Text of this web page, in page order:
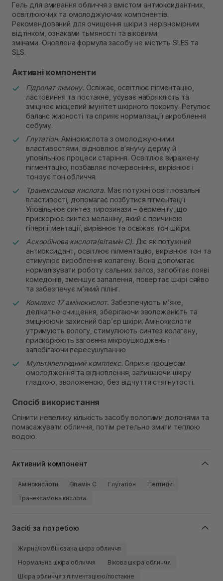
В наявності
Самовивіз м. Рівне, вул. Кулика і Гудачека 23 (ТЦ
Екватор)
В наявності
Гель для вмивання обличчя з вмістом антиоксидантних,
освітлюючих та омолоджуючих компонентів.
Рекомендований для очищення шкіри з нерівномірним
відтінком, ознаками тьмяності та віковими
змінами. Оновлена формула засобу не містить SLES та
SLS.
Активні компоненти
Гідролат лимону. Освіжає, освітлює пігментацію,
ластовиння та постакне, усуває набряклість та
зміцнює місцевий імунітет шкірного покриву. Регулює
баланс жирності та сприяє нормалізації вироблення
себуму.
Глутатіон. Амінокислота з омолоджуючими
властивостями, відновлює в’янучу дерму й
уповільнює процеси старіння. Освітлює виражену
пігментацію, позбавляє почервоніння, вирівнює і
тонізує тон обличчя.
Транексамова кислота. Має потужні освітлювальні
властивості, допомагає позбутися пігментації.
Уповільнює синтез тирозинази – ферменту, що
прискорює синтез меланіну, який є причиною
гіперпігментації, вирівнює та освіжає тон шкіри.
Аскорбінова кислота(вітамін С). Діє як потужний
антиоксидант, освітлює пігментацію, вирівнює тон та
стимулює вироблення колагену. Вона допомагає
нормалізувати роботу сальних залоз, запобігає появі
комедонів, зменшує запалення, повертає шкірі сяйво
та забезпечує м’який пілінг.
Комлекс 17 амінокислот. Забезпечують м’яке,
делікатне очищення, зберігаючи зволоженість та
зміцнюючи захисний бар’єр шкіри. Амінокислоти
утримують вологу, стимулюють синтез колагену,
прискорюють загоєння мікроушкоджень і
запобігаючи пересушуванню
Мультипептидний комплекс. Сприяє процесам
омолодження та відновлення, залишаючи шкіру
гладкою, зволоженою, без відчуття стягнутості.
Спосіб використання
Спінити невелику кількість засобу вологими долонями та
помасажувати обличчя, потім ретельно змити теплою
водою.
Активний компонент
Амінокислоти Вітамін C Глутатіон
Пептиди
Транексамова кислота
Засіб за потребою
Жирна/комбінована шкіра обличчя
Нормальна шкіра обличчя
Вікова шкіра обличчя
Шкіра обличчя з пігментацією/постакне